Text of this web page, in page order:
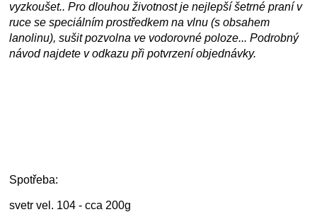
vyzkoušet.. Pro dlouhou životnost je nejlepší šetrné praní v
ruce se speciálním prostředkem na vlnu (s obsahem
lanolinu), sušit pozvolna ve vodorovné poloze... Podrobný
návod najdete v odkazu při potvrzení objednávky.
Spotřeba:
svetr vel. 104 - cca 200g